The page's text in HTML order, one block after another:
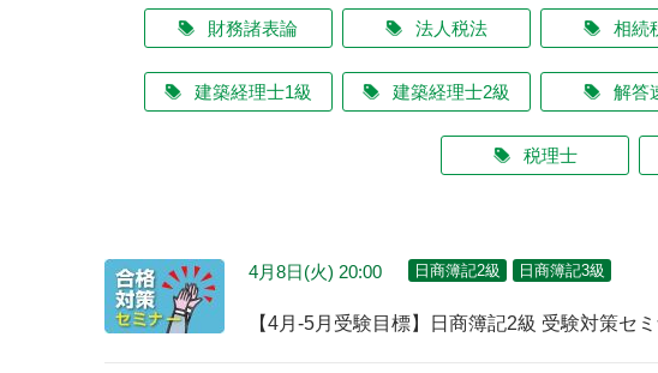
財務諸表論 法人税法 相続
建築経理士1級 建築経理士2級 解答
税理士
4月8日(火) 20:00 日商簿記2級 日商簿記3級
【4月-5月受験目標】日商簿記2級 受験対策セ